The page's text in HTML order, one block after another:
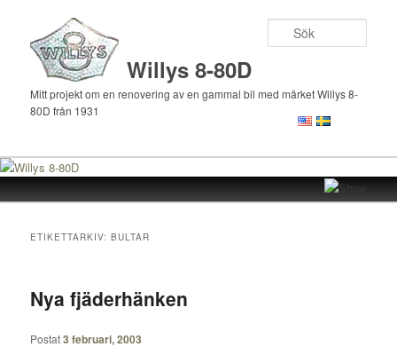
Willys 8-80D
Mitt projekt om en renovering av en gammal bil med märket Willys 8-
80D från 1931
till
till
innehåll
ETIKETTARKIV:BULTAR
Nya fjäderhänken
Postat3 februari, 2003